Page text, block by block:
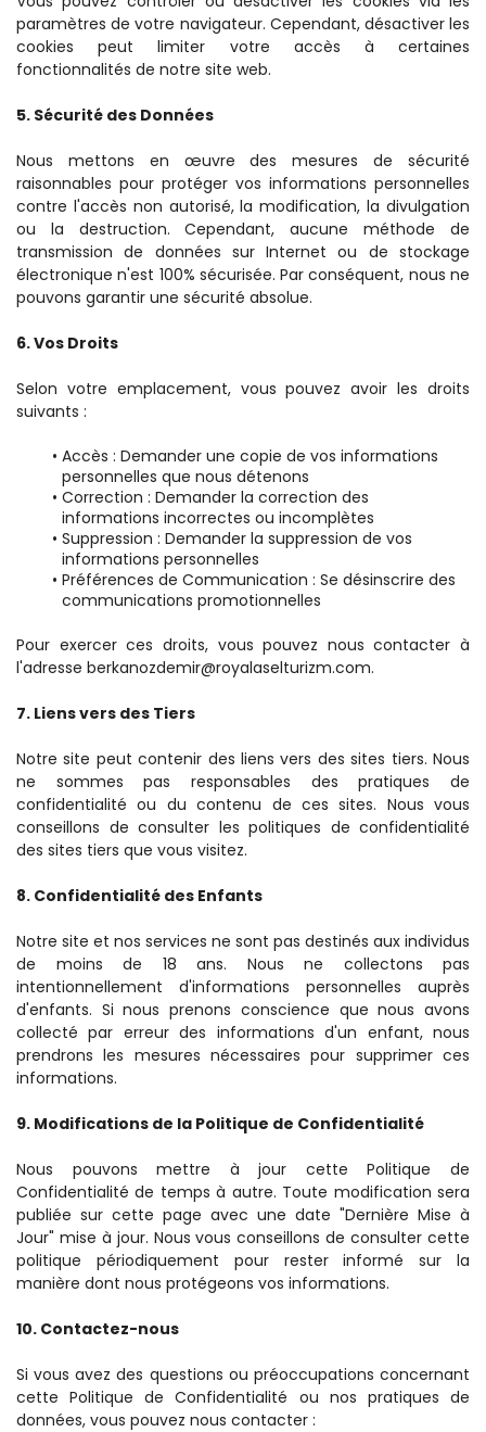
paramètres de votre navigateur. Cependant, désactiver les
cookies peut limiter votre accès à certaines
fonctionnalités de notre site web.
5. Sécurité des Données
Nous mettons en œuvre des mesures de sécurité
raisonnables pour protéger vos informations personnelles
contre l'accès non autorisé, la modification, la divulgation
ou la destruction. Cependant, aucune méthode de
transmission de données sur Internet ou de stockage
électronique n'est 100% sécurisée. Par conséquent, nous ne
pouvons garantir une sécurité absolue.
6. Vos Droits
Selon votre emplacement, vous pouvez avoir les droits
suivants :
Accès : Demander une copie de vos informations
personnelles que nous détenons
Correction : Demander la correction des
informations incorrectes ou incomplètes
Suppression : Demander la suppression de vos
informations personnelles
Préférences de Communication : Se désinscrire des
communications promotionnelles
Pour exercer ces droits, vous pouvez nous contacter à
l'adresse berkanozdemir@royalaselturizm.com.
7. Liens vers des Tiers
Notre site peut contenir des liens vers des sites tiers. Nous
ne sommes pas responsables des pratiques de
confidentialité ou du contenu de ces sites. Nous vous
conseillons de consulter les politiques de confidentialité
des sites tiers que vous visitez.
8. Confidentialité des Enfants
Notre site et nos services ne sont pas destinés aux individus
de moins de 18 ans. Nous ne collectons pas
intentionnellement d'informations personnelles auprès
d'enfants. Si nous prenons conscience que nous avons
collecté par erreur des informations d'un enfant, nous
prendrons les mesures nécessaires pour supprimer ces
informations.
9. Modifications de la Politique de Confidentialité
Nous pouvons mettre à jour cette Politique de
Confidentialité de temps à autre. Toute modification sera
publiée sur cette page avec une date "Dernière Mise à
Jour" mise à jour. Nous vous conseillons de consulter cette
politique périodiquement pour rester informé sur la
manière dont nous protégeons vos informations.
10. Contactez-nous
Si vous avez des questions ou préoccupations concernant
cette Politique de Confidentialité ou nos pratiques de
données, vous pouvez nous contacter :